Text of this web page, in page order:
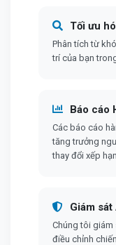
Tối ưu
Phân tích từ
trí của bạn
Báo cáo
Các báo cáo
tăng trưởng
thay đổi xếp
Giám
Chúng tôi giám
điều chỉnh